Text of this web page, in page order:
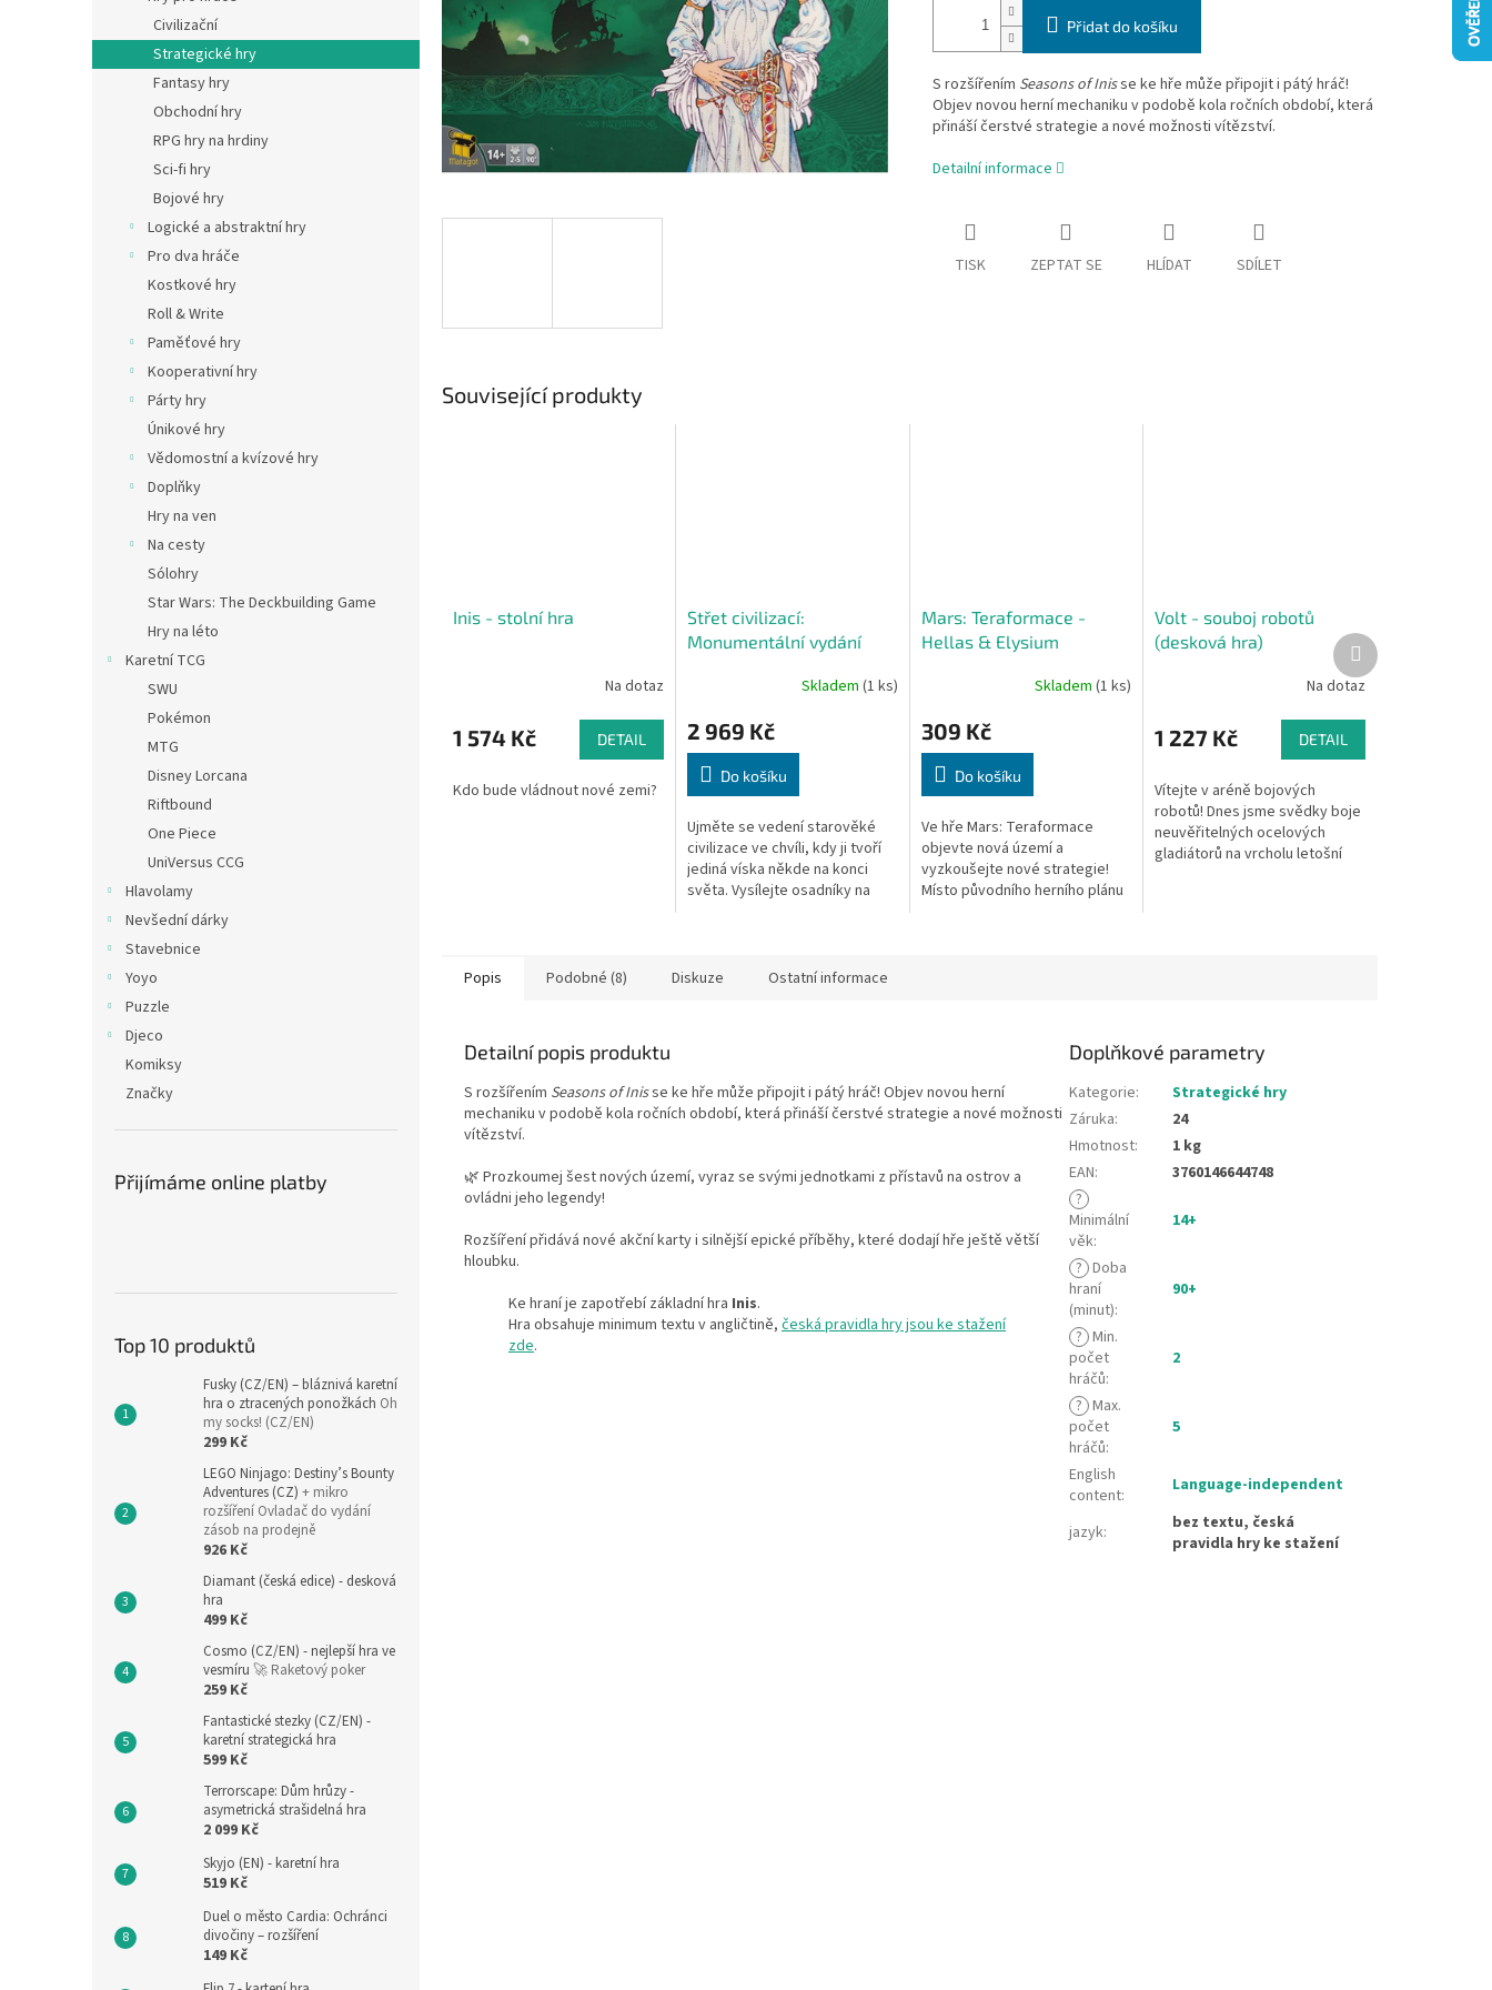
e
l
Civilizační
Strategické hry
Fantasy hry
Obchodní hry
RPG hry na hrdiny
Sci-fi hry
Bojové hry
Logické a abstraktní hry
Pro dva hráče
Kostkové hry
Roll & Write
Paměťové hry
Kooperativní hry
Párty hry
Únikové hry
Vědomostní a kvízové hry
Doplňky
Hry na ven
Na cesty
Sólohry
Star Wars: The Deckbuilding Game
Hry na léto
Karetní TCG
SWU
Pokémon
MTG
Disney Lorcana
Riftbound
One Piece
UniVersus CCG
Hlavolamy
Nevšední dárky
Stavebnice
Yoyo
Puzzle
Djeco
Komiksy
Značky
Přijímáme online platby
Top 10 produktů
Fusky (CZ/EN) – bláznivá karetní
hra o ztracených ponožkách Oh
my socks! (CZ/EN)
299 Kč
LEGO Ninjago: Destiny’s Bounty
Adventures (CZ) + mikro
rozšíření Ovladač do vydání
zásob na prodejně
926 Kč
Diamant (česká edice) - desková
hra
499 Kč
Cosmo (CZ/EN) - nejlepší hra ve
vesmíru 🚀 Raketový poker
259 Kč
Fantastické stezky (CZ/EN) -
karetní strategická hra
599 Kč
Terrorscape: Dům hrůzy -
asymetrická strašidelná hra
2 099 Kč
Skyjo (EN) - karetní hra
519 Kč
Duel o město Cardia: Ochránci
divočiny – rozšíření
149 Kč
Přidat do košíku
S rozšířením Seasons of Inisse ke hře může připojit i pátý hráč!
Objev novou herní mechaniku v podobě kola ročních období, která
přináší čerstvé strategie a nové možnosti vítězství.
Detailní informace
TISK ZEPTAT SE HLÍDAT SDÍLET
Související produkty
Inis - stolní hra
Na dotaz
1 574 Kč DETAIL
Kdo bude vládnout nové zemi?
Střet civilizací:
Monumentální vydání
Skladem (1 ks)
2 969 Kč
Do košíku
Ujměte se vedení starověké
civilizace ve chvíli, kdy ji tvoří
jediná víska někde na konci
světa. Vysílejte osadníky na
Mars: Teraformace -
Hellas & Elysium
Skladem(1 ks)
309 Kč
Do košíku
Ve hře Mars: Teraformace
objevte nová území a
vyzkoušejte nové strategie!
Místo původního herního plánu
Volt - souboj robotů
(desková hra)
Na dotaz
1 227 Kč DETAIL
Vítejte v aréně bojových
robotů! Dnes jsme svědky boje
neuvěřitelných ocelových
gladiátorů na vrcholu letošní
Další
produkt
Popis Podobné (8) Diskuze Ostatní informace
Detailní popis produktu
S rozšířením Seasons of Inisse ke hře může připojit i pátý hráč! Objev novou herní
mechaniku v podobě kola ročních období, která přináší čerstvé strategie a nové možnosti
vítězství.
🌿 Prozkoumej šest nových území, vyraz se svými jednotkami z přístavů na ostrov a
ovládni jeho legendy!
Rozšíření přidává nové akční karty i silnější epické příběhy, které dodají hře ještě větší
hloubku.
Ke hraní je zapotřebí základní hra Inis.
Hra obsahuje minimum textu v angličtině, česká pravidla hry jsou ke stažení
zde.
Doplňkové parametry
Kategorie:
Strategické hry
Záruka:
24
Hmotnost:
1 kg
EAN:
3760146644748
?
Minimální
věk:
14+
? Doba
hraní
(minut):
90+
? Min.
počet
hráčů:
2
? Max.
počet
hráčů:
5
English
content: Language-independent
jazyk:
bez textu, česká
pravidla hry ke stažení